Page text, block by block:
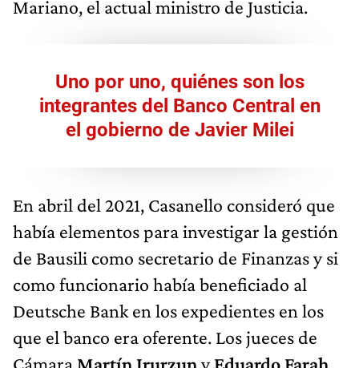
Mariano, el actual ministro de Justicia.
Uno por uno, quiénes son los
integrantes del Banco Central en
el gobierno de Javier Milei
En abril del 2021, Casanello consideró que
había elementos para investigar la gestión
de Bausili como secretario de Finanzas y si
como funcionario había beneficiado al
Deutsche Bank en los expedientes en los
que el banco era oferente. Los jueces de
Cámara Martín IrurzunyEduardo Farah